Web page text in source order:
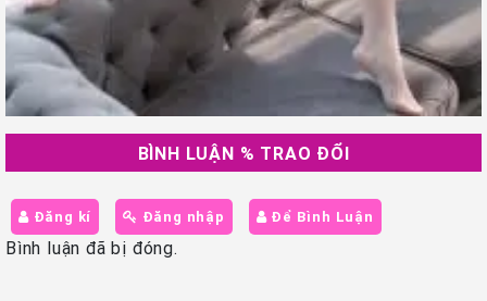
BÌNH LUẬN % TRAO ĐỔI
Đăng kí Đăng nhập Để Bình Luận
Bình luận đã bị đóng.